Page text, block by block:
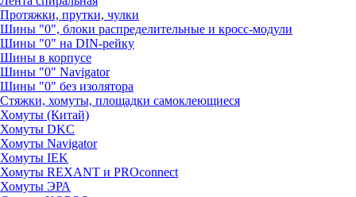
Протяжки, прутки, чулки
Шины "0", блоки распределительные и кросс-модули
Шины "0" на DIN-рейку
Шины в корпусе
Шины "0" Navigator
Шины "0" без изолятора
Стяжки, хомуты, площадки самоклеющиеся
Хомуты (Китай)
Хомуты DKC
Хомуты Navigator
Хомуты IEK
Хомуты REXANT и PROconnect
Хомуты ЭРА